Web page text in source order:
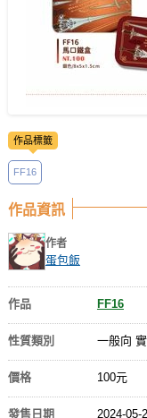
登入
作品標籤
FF16
作品資訊
作者
蛋包飯
作品 FF16
性質類別 一般向
價格 100元
發售日期 2024-05-